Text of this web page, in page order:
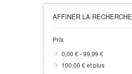
AFFINER LA RECHERCHE
Prix
0,00 €-99,99 €
100,00 €et plus